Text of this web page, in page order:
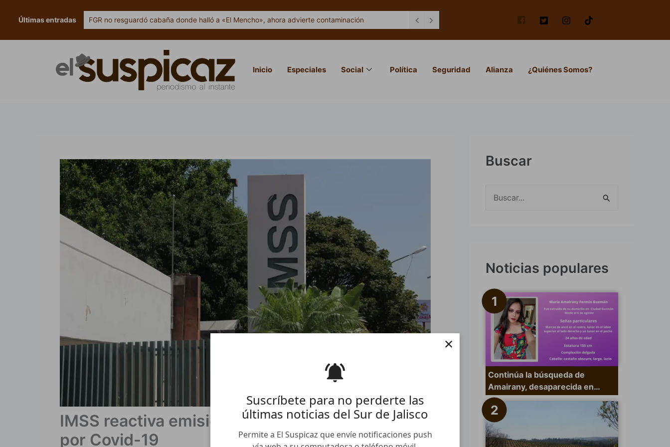
Suscríbete para no perderte las
últimas noticias del Sur de Jalisco
Permite a El Suspicaz que envíe notificaciones push
×
Últimas entradas FGR no resguardó cabaña donde halló a «El Mencho», ahora advierte contaminación
Inicio Especiales Social Política Seguridad Alianza ¿Quiénes Somos?
IMSS reactiva emisión de permisos laborales
por Covid-19
Buscar
a
p
o
Noticias populares
Continúa la búsqueda de
Amairany, desaparecida en…